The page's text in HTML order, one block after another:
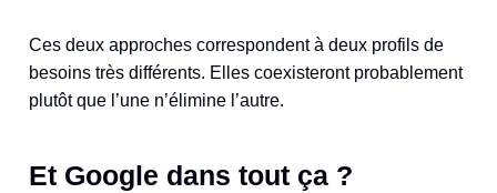
Ces deux approches correspondent à deux profils de
besoins très différents. Elles coexisteront probablement
plutôt que l’une n’élimine l’autre.
Et Google dans tout ça ?